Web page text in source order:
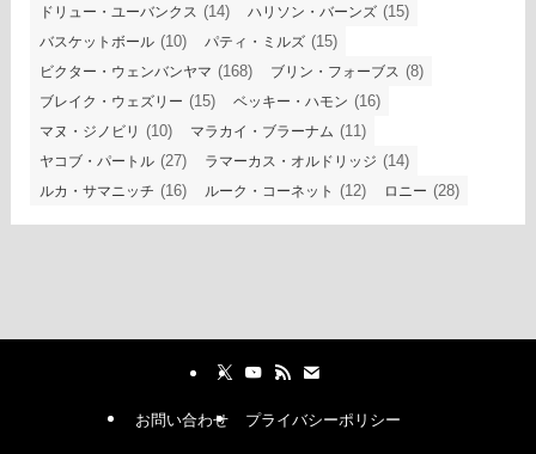
ドリュー・ユーバンクス (14) ハリソン・バーンズ (15)
バスケットボール (10) パティ・ミルズ (15)
ビクター・ウェンバンヤマ (168) ブリン・フォーブス (8)
ブレイク・ウェズリー (15) ベッキー・ハモン (16)
マヌ・ジノビリ (10) マラカイ・ブラーナム (11)
ヤコブ・パートル (27) ラマーカス・オルドリッジ (14)
ルカ・サマニッチ (16) ルーク・コーネット (12) ロニー (28)
お問い合わせ プライバシーポリシー